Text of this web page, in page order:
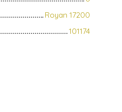
Royan 17200
101174